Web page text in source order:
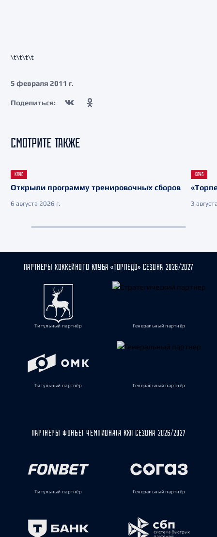
\t\t\t\t
5 февраля 2011 г.
Поделиться:
СМОТРИТЕ ТАКЖЕ
КЛУБ
Открыли программу тренировочных сборов
6 августа 2026 г.
КЛУБ
3
ПАРТНЁРЫ ХОККЕЙНОГО КЛУБА «ТОРПЕДО» СЕЗОНА 2026/2027
Титульный партнёр Генеральный партнёр
Титульный партнёр Генеральный партнёр
ПАРТНЁРЫ ФОНБЕТ ЧЕМПИОНАТА КХЛ СЕЗОНА 2026/2027
Титульный партнёр Генеральный партнёр